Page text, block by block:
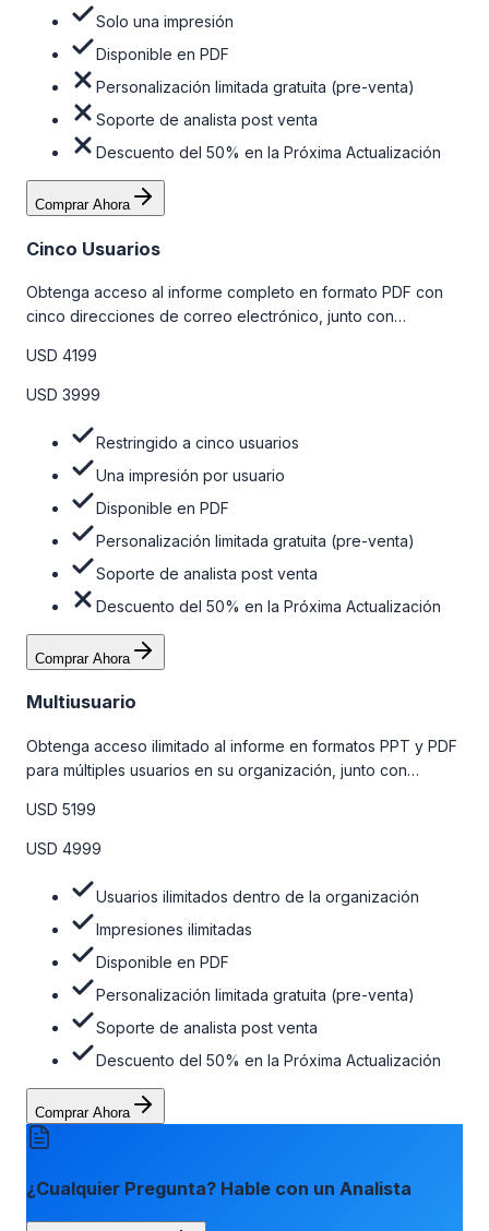
Solo una impresión
Disponible en PDF
Personalización limitada gratuita (pre-venta)
Soporte de analista post venta
Descuento del 50% en la Próxima Actualización
Comprar Ahora
Cinco Usuarios
Obtenga acceso al informe completo en formato PDF con
cinco direcciones de correo electrónico, junto con
venta y el soporte post-venta de nuestros analistas. Para
obtener más información, consulte la tabla de precios a
USD 4199
USD 3999
Restringido a cinco usuarios
Una impresión por usuario
Disponible en PDF
Personalización limitada gratuita (pre-venta)
Soporte de analista post venta
Descuento del 50% en la Próxima Actualización
Comprar Ahora
Multiusuario
Obtenga acceso ilimitado al informe en formatos PPT y PDF
para múltiples usuarios en su organización, junto con
venta, el soporte post-venta de nuestros analistas y una
opción de actualización gratuita del informe dentro de 180
la tabla de precios a continuación.
USD 5199
USD 4999
Usuarios ilimitados dentro de la organización
Impresiones ilimitadas
Disponible en PDF
Personalización limitada gratuita (pre-venta)
Soporte de analista post venta
Descuento del 50% en la Próxima Actualización
Comprar Ahora
¿Cualquier Pregunta? Hable con un Analista